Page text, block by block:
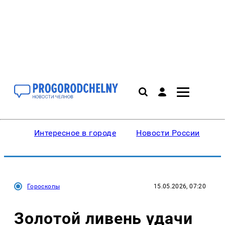
Интересное в городе Новости России
Гороскопы 15.05.2026, 07:20
Золотой ливень удачи